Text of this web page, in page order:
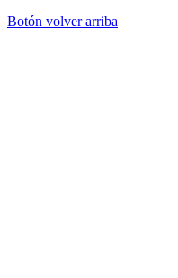
Botón volver arriba